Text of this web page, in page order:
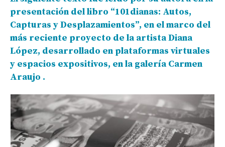
presentación del libro “101dianas: Autos,
Capturas y Desplazamientos”, en el marco del
más reciente proyecto de la artista Diana
López, desarrollado en plataformas virtuales
y espacios expositivos, en la galería Carmen
Araujo .